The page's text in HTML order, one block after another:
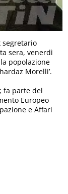
segretario
sera, venerdì
popolazione
Morelli’.
fa parte del
Europeo
e Affari